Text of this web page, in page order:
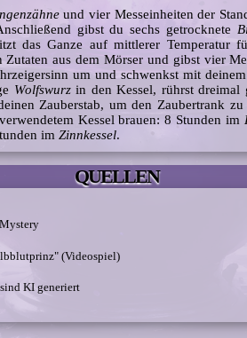
und vier Messeinheiten der
gibst du sechs getrocknete
das Ganze auf mittlerer Temperatur
aus dem Mörser und gibst vier
um und schwenkst mit
Wolfswurzin den Kessel, rührst dreimal
Zauberstab, um den Zaubertrank
Kessel brauen: 8 Stunden im
im Zinnkessel.
QUELLEN
(Videospiel)
KI generiert